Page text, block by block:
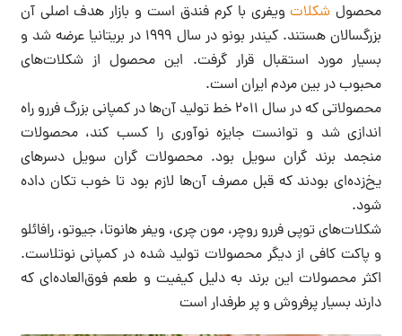
محصول شکلاتویفری با کرم فندق است و بازار هدف اصلی آن
بزرگسالان هستند. کیندر بونو در سال ۱۹۹۹ در بریتانیا عرضه شد و
بسیار مورد استقبال قرار گرفت. این محصول از شکلات‌های
محبوب در بین مردم ایران است.
محصولاتی که در سال ۲۰۱۱ خط تولید آن‌ها در کمپانی بزرگ فررو راه
اندازی شد و توانست جایزه نوآوری را کسب کند، محصولات
منجمد برند گران سویل بود. محصولات گران سویل دسرهای
یخ‌زده‌ای بودند که قبل مصرف آن‌ها لازم بود تا خوب تکان داده
شود.
شکلات‌های توپی فررو روچر، مون چری، ویفر هانوتا، جیوتو، رافائلو
و پاکت کافی از دیگر محصولات تولید شده در کمپانی نوتلاست.
اکثر محصولات این برند به دلیل کیفیت و طعم فوق‌العاده‌ای که
دارند بسیار پرفروش و پر طرفدار است